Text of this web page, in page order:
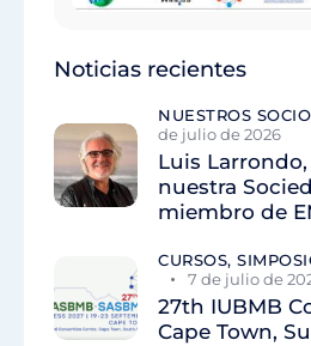
Noticias recientes
NUESTROS
de julio de 2026
Luis
nuestra
miembro de
CURSOS,
7 de julio de
27th IUBMB
Cape Town,